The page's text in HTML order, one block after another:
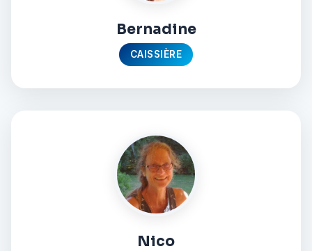
Bernadine
CAISSIÈRE
Nico